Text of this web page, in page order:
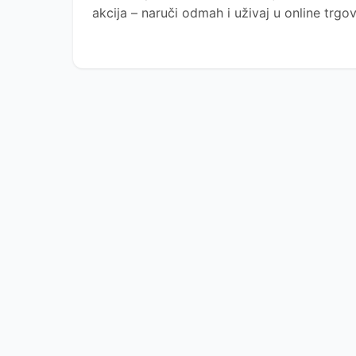
akcija – naruči odmah i uživaj u online